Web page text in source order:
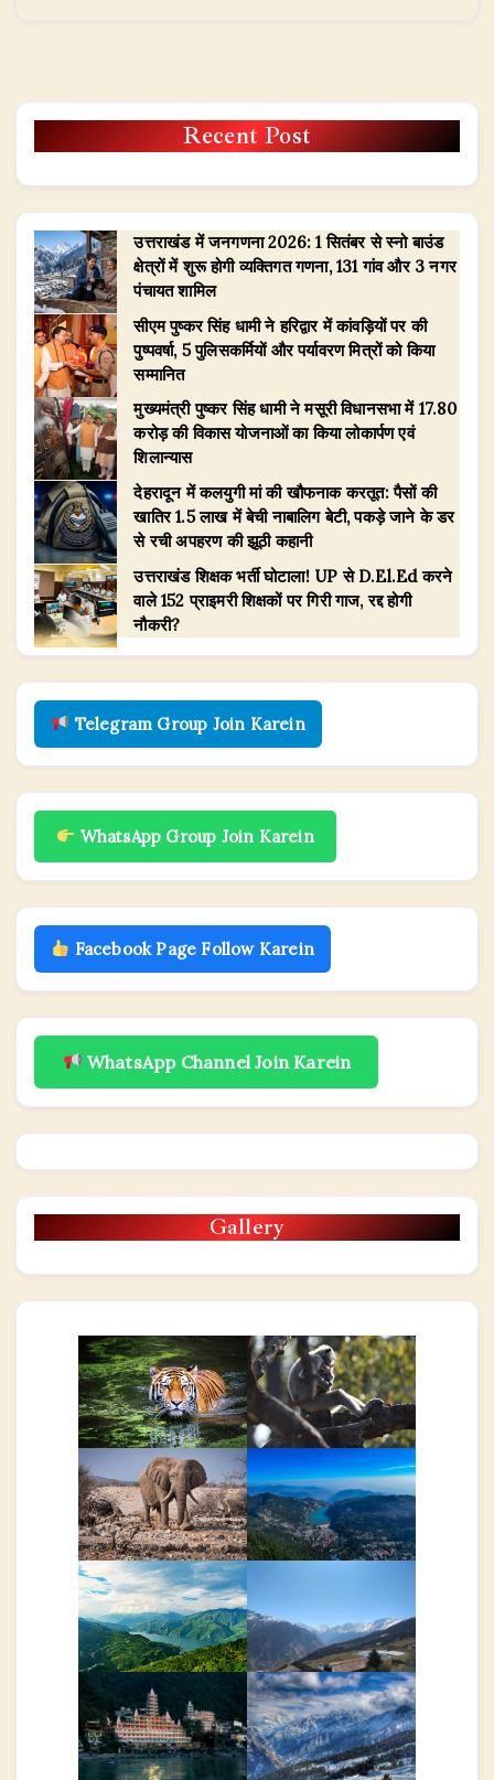
Recent Post
उत्तराखंड में जनगणना 2026: 1 सितंबर से स्नो बाउंड
क्षेत्रों में शुरू होगी व्यक्तिगत गणना, 131 गांव और 3 नगर
पंचायत शामिल
सीएम पुष्कर सिंह धामी ने हरिद्वार में कांवड़ियों पर की
पुष्पवर्षा, 5 पुलिसकर्मियों और पर्यावरण मित्रों को किया
सम्मानित
मुख्यमंत्री पुष्कर सिंह धामी ने मसूरी विधानसभा में 17.80
करोड़ की विकास योजनाओं का किया लोकार्पण एवं
शिलान्यास
देहरादून में कलयुगी मां की खौफनाक करतूत: पैसों की
खातिर 1.5 लाख में बेची नाबालिग बेटी, पकड़े जाने के डर
से रची अपहरण की झूठी कहानी
उत्तराखंड शिक्षक भर्ती घोटाला! UP से D.El.Ed करने
वाले 152 प्राइमरी शिक्षकों पर गिरी गाज, रद्द होगी
नौकरी?
Telegram Group Join Karein
WhatsApp Group Join Karein
Facebook Page Follow Karein
WhatsApp Channel Join Karein
Gallery